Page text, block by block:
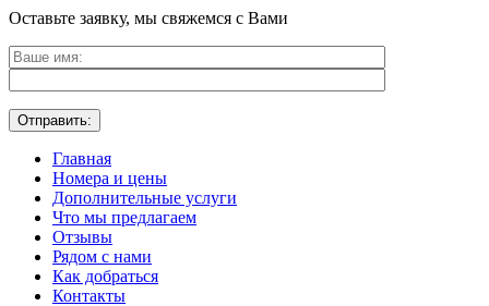
Оставьте заявку, мы свяжемся с Вами
Главная
Номера и цены
Дополнительные услуги
Что мы предлагаем
Отзывы
Рядом с нами
Как добраться
Контакты